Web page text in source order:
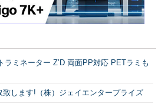
ラミネーター Z’D 両面PP対応 PETラミも
します!（株）ジェイエンタープライズ